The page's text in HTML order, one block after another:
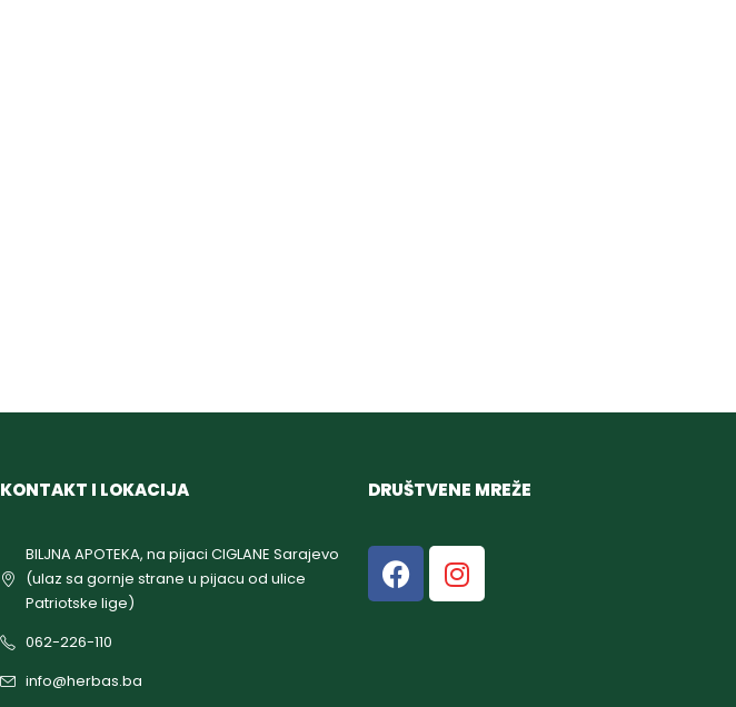
KONTAKT I LOKACIJA
BILJNA APOTEKA, na pijaci CIGLANE Sarajevo
(ulaz sa gornje strane u pijacu od ulice
Patriotske lige)
062-226-110
info@herbas.ba
DRUŠTVENE MREŽE